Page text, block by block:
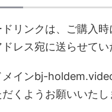
ドリンクは、ご購入
レス宛に送らせてい
メインbj-
くようお願いいたし